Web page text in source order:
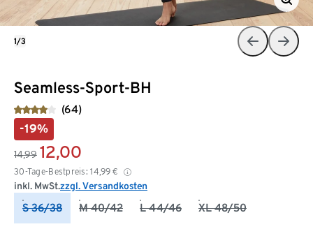
Seamless-Sport-BH
(64)
-19%
14,99 12,00
30-Tage-Bestpreis: 14,99 €
inkl. MwSt.zzgl. Versandkosten
S 36/38 M 40/42 L 44/46 XL 48/50
1/3